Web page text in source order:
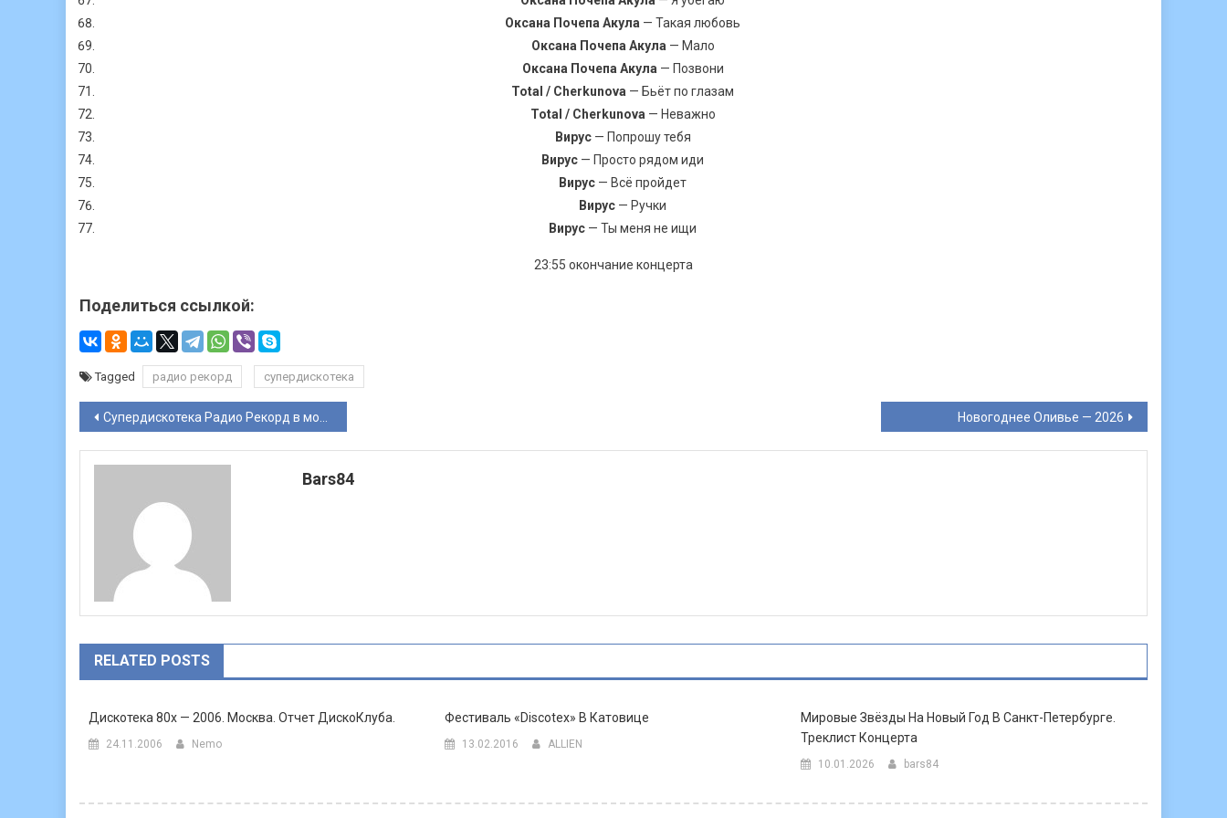
Оксана Почепа Акула — Такая любовь
Оксана Почепа Акула — Мало
Оксана Почепа Акула — Позвони
Total / Cherkunova — Бьёт по глазам
Total / Cherkunova — Неважно
Вирус— Попрошу тебя
Вирус — Просто рядом иди
Вирус — Всё пройдет
Вирус — Ручки
Вирус — Ты меня не ищи
23:55 окончание концерта
Поделиться ссылкой:
Tagged радио рекорд супердискотека
Навигация
по
Супердискотека Радио Рекорд в московской Live Arena! Новогоднее Оливье — 2026
Bars84
RELATED POSTS
Дискотека 80х — 2006. Москва. Отчет ДискоКлуба.
24.11.2006 Nemo
Фестиваль «Discotex» В Катовице
13.02.2016 ALLIEN
Мировые Звёзды На Новый Год В Санкт-Петербурге.
Треклист Концерта
10.01.2026 bars84